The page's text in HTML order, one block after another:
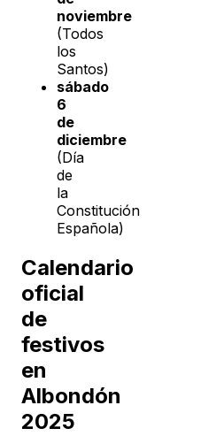
noviembre
(Todos
los
Santos)
sábado
6
de
diciembre
(Día
de
la
Constitución
Española)
Calendario
oficial
de
festivos
en
Albondón
2025